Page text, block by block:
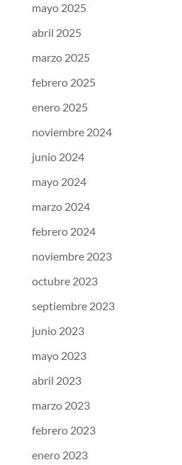
mayo 2025
abril 2025
marzo 2025
febrero 2025
enero 2025
noviembre 2024
junio 2024
mayo 2024
marzo 2024
febrero 2024
noviembre 2023
octubre 2023
septiembre 2023
junio 2023
mayo 2023
abril 2023
marzo 2023
febrero 2023
enero 2023